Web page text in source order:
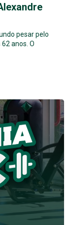
pesar pelo
anos. O